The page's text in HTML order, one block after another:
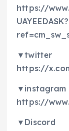
https://
UAYEEDASK?
▼twitter
https://
▼instagram
https://
▼Discord